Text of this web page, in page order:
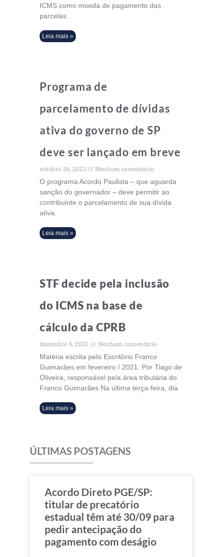
ICMS como moeda de pagamento das
parcelas.
Leia mais »
Programa de
parcelamento de dívidas
ativa do governo de SP
deve ser lançado em breve
outubro 26, 2023
Nenhum comentário
O programa Acordo Paulista – que aguarda
sanção do governador – deve permitir ao
contribuinte o parcelamento de sua dívida
ativa.
Leia mais »
STF decide pela inclusão
do ICMS na base de
cálculo da CPRB
dezembro 6, 2022
Nenhum comentário
Matéria escrita pelo Escritório Franco
Guimarães em fevereiro / 2021. Por Tiago de
Oliveira, responsável pela área tributária do
Franco Guimarães Na última terça-feira, dia
Leia mais »
ÚLTIMAS POSTAGENS
Acordo Direto PGE/SP:
titular de precatório
estadual têm até 30/09 para
pedir antecipação do
pagamento com deságio